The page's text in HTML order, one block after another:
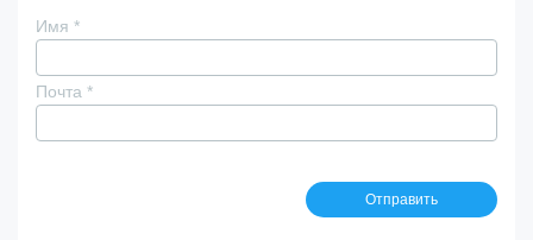
Имя *
Почта *